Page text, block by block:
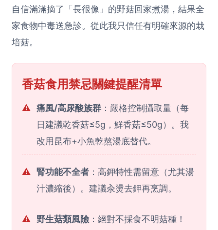
自信滿滿摘了「長很像」的野菇回家煮湯，結果全
家食物中毒送急診。從此我只信任有明確來源的栽
培菇。
香菇食用禁忌關鍵提醒清單
⚠️ 痛風/高尿酸族群 ：嚴格控制攝取量（每
日建議乾香菇≤5g，鮮香菇≤50g）。我
改用昆布+小魚乾熬湯底替代。
⚠️ 腎功能不全者 ：高鉀特性需留意（尤其湯
汁濃縮後）。建議汆燙去鉀再烹調。
⚠️ 野生菇類風險 ：絕對不採食不明菇種！